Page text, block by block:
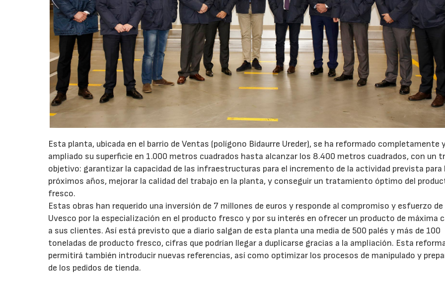
Esta planta, ubicada en el barrio de Ventas (polígono Bidaurre Ureder), se ha reformado completamente
ampliado su superficie en 1.000 metros cuadrados hasta alcanzar los 8.400 metros cuadrados, con un
objetivo: garantizar la capacidad de las infraestructuras para el incremento de la actividad prevista para
próximos años, mejorar la calidad del trabajo en la planta, y conseguir un tratamiento óptimo del
fresco.
Estas obras han requerido una inversión de 7 millones de euros y responde al compromiso y esfuerzo de
Uvesco por la especialización en el producto fresco y por su interés en ofrecer un producto de máxima
a sus clientes. Así está previsto que a diario salgan de esta planta una media de 500 palés y más de 100
toneladas de producto fresco, cifras que podrían llegar a duplicarse gracias a la ampliación. Esta
permitirá también introducir nuevas referencias, así como optimizar los procesos de manipulado y
de los pedidos de tienda.